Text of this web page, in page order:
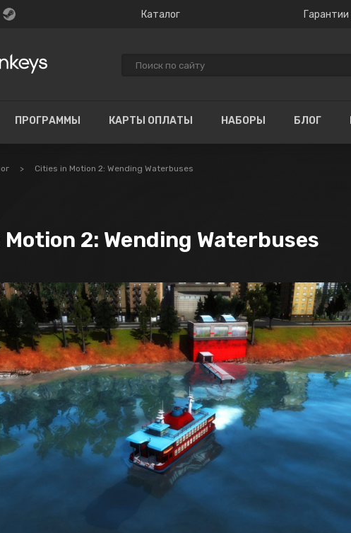
Каталог Гарантии
ПРОГРАММЫ КАРТЫ ОПЛАТЫ НАБОРЫ БЛОГ
> Cities in Motion 2: Wending Waterbuses
2: Wending Waterbuses